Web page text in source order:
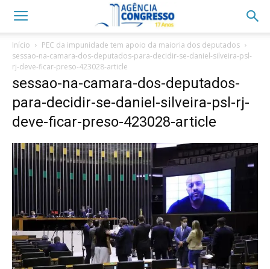
Início
PEC da impunidade tem apoio da maioria dos deputados
sessao-na-camara-dos-deputados-para-decidir-se-daniel-silveira-psl-
rj-deve-ficar-preso-423028-article
sessao-na-camara-dos-deputados-
para-decidir-se-daniel-silveira-psl-rj-
deve-ficar-preso-423028-article